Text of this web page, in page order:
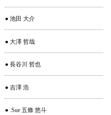
● 池田 大介
● 大澤 哲哉
● 長谷川 哲也
● 吉澤 浩
● .Sue 五條 悠斗